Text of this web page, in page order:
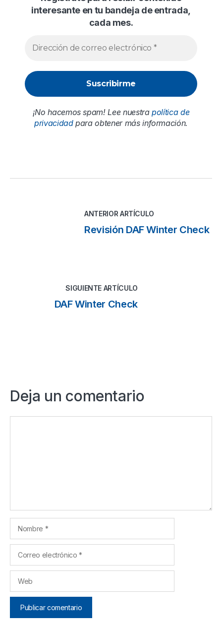
interesante en tu bandeja de entrada,
cada mes.
¡No hacemos spam! Lee nuestrapolítica de
privacidadpara obtener más información.
ANTERIOR ARTÍCULO
Revisión DAF Winter Check
SIGUIENTE ARTÍCULO
DAF Winter Check
Deja un comentario
electrónico